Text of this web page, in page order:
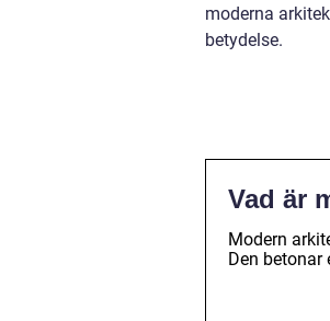
moderna
betydelse.
Vad är
Modern
Den